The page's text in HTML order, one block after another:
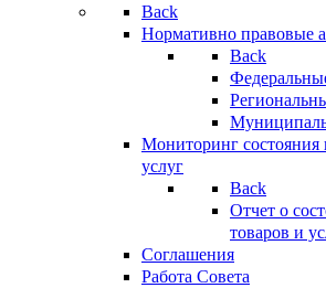
Back
Нормативно правовые
Back
Мониторинг состояния
услуг
Back
Отчет о
товаров и
Соглашения
Работа Совета